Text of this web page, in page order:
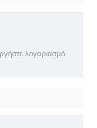
λογαριασμό